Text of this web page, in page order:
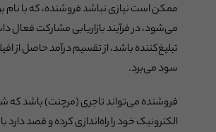
ممکن است نیازی نباشد فروشنده، که با نام
می‌شود، در فرآیند بازاریابی مشارکت فعال
تبلیغ‌کننده باشد، از تقسیم درآمد حاصل از
سود می‌برد.
فروشنده می‌تواند تاجری (مرچنت) باشد که
الکترونیک خود را راه‌اندازی کرده و قصد دارد